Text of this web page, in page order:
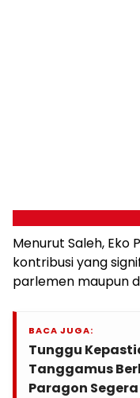
Menurut Saleh,
kontribusi yang
parlemen maupun
BACA JUGA:
Tunggu
Tanggamus
Paragon